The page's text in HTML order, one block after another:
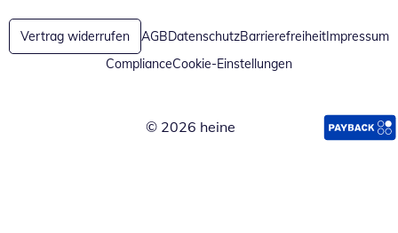
Vertrag widerrufen AGBDatenschutzBarrierefreiheitImpressum
ComplianceCookie-Einstellungen
© 2026 heine